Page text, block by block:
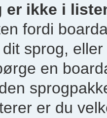
er ikke i
fordi
sprog,
en
er du